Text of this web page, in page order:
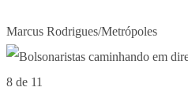
Marcus Rodrigues/Metrópoles
8 de 11